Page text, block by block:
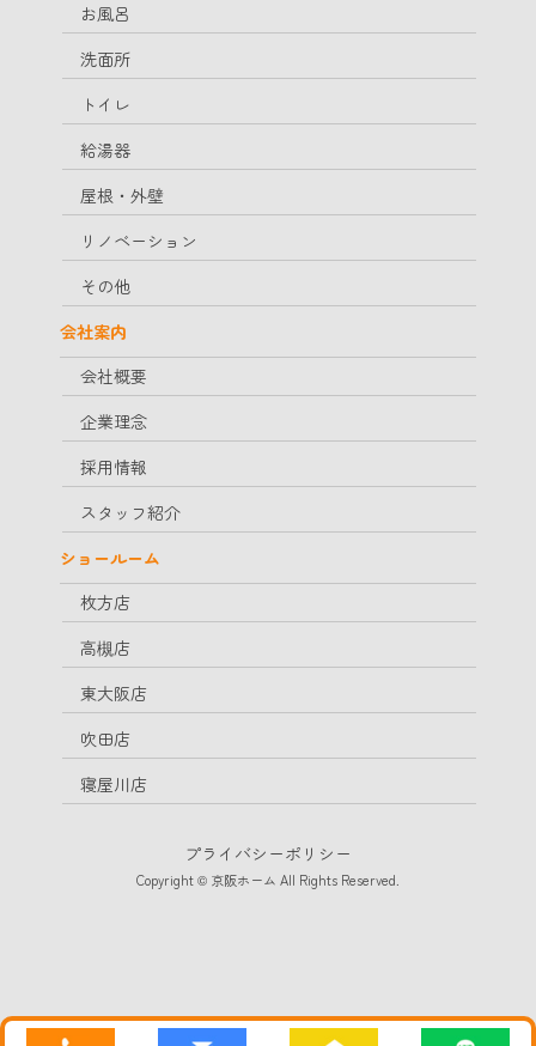
お風呂
洗面所
トイレ
給湯器
屋根・外壁
リノベーション
その他
会社案内
会社概要
企業理念
採用情報
スタッフ紹介
ショールーム
枚方店
高槻店
東大阪店
吹田店
寝屋川店
プライバシーポリシー
Copyright © 京阪ホーム All Rights Reserved.